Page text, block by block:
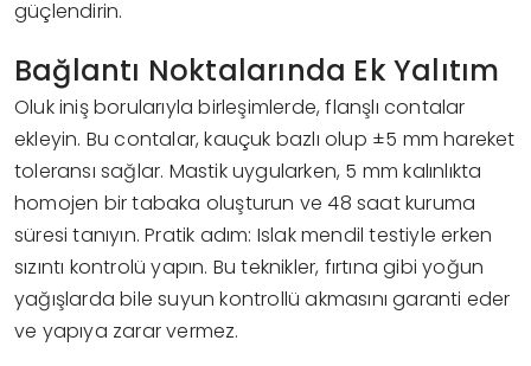
güçlendirin.
Bağlantı Noktalarında Ek Yalıtım
Oluk iniş borularıyla birleşimlerde, flanşlı contalar
ekleyin. Bu contalar, kauçuk bazlı olup ±5 mm hareket
toleransı sağlar. Mastik uygularken, 5 mm kalınlıkta
homojen bir tabaka oluşturun ve 48 saat kuruma
süresi tanıyın. Pratik adım: Islak mendil testiyle erken
sızıntı kontrolü yapın. Bu teknikler, fırtına gibi yoğun
yağışlarda bile suyun kontrollü akmasını garanti eder
ve yapıya zarar vermez.